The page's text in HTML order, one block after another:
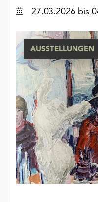
Datum27.03.2026 bis
AUSSTELLUNGEN